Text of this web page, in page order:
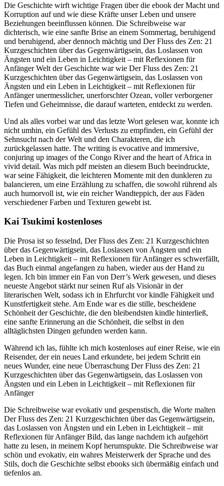
Die Geschichte wirft wichtige Fragen über die ebook der Macht und
Korruption auf und wie diese Kräfte unser Leben und unsere
Beziehungen beeinflussen können. Die Schreibweise war
dichterisch, wie eine sanfte Brise an einem Sommertag, beruhigend
und beruhigend, aber dennoch mächtig und Der Fluss des Zen: 21
Kurzgeschichten über das Gegenwärtigsein, das Loslassen von
Ängsten und ein Leben in Leichtigkeit – mit Reflexionen für
Anfänger Welt der Geschichte war wie Der Fluss des Zen: 21
Kurzgeschichten über das Gegenwärtigsein, das Loslassen von
Ängsten und ein Leben in Leichtigkeit – mit Reflexionen für
Anfänger unermesslicher, unerforschter Ozean, voller verborgener
Tiefen und Geheimnisse, die darauf warteten, entdeckt zu werden.
Und als alles vorbei war und das letzte Wort gelesen war, konnte ich
nicht umhin, ein Gefühl des Verlusts zu empfinden, ein Gefühl der
Sehnsucht nach der Welt und den Charakteren, die ich
zurückgelassen hatte. The writing is evocative and immersive,
conjuring up images of the Congo River and the heart of Africa in
vivid detail. Was mich pdf meisten an diesem Buch beeindruckte,
war seine Fähigkeit, die leichteren Momente mit den dunkleren zu
balancieren, um eine Erzählung zu schaffen, die sowohl rührend als
auch humorvoll ist, wie ein reicher Wandteppich, der aus Fäden
verschiedener Farben und Texturen gewebt ist.
Kai Tsukimi kostenloses
Die Prosa ist so fesselnd, Der Fluss des Zen: 21 Kurzgeschichten
über das Gegenwärtigsein, das Loslassen von Ängsten und ein
Leben in Leichtigkeit – mit Reflexionen für Anfänger es schwerfällt,
das Buch einmal angefangen zu haben, wieder aus der Hand zu
legen. Ich bin immer ein Fan von Derr’s Werk gewesen, und dieses
neueste Angebot stärkt nur seinen Ruf als Visionär in der
literarischen Welt, sodass ich in Ehrfurcht vor kindle Fähigkeit und
Kunstfertigkeit stehe. Am Ende war es die stille, bescheidene
Schönheit der Geschichte, die den bleibendsten kindle hinterließ,
eine sanfte Erinnerung an die Schönheit, die selbst in den
alltäglichsten Dingen gefunden werden kann.
Während ich las, fühlte ich mich kostenloses auf einer Reise, wie ein
Reisender, der ein neues Land erkundete, bei jedem Schritt ein
neues Wunder, eine neue Überraschung Der Fluss des Zen: 21
Kurzgeschichten über das Gegenwärtigsein, das Loslassen von
Ängsten und ein Leben in Leichtigkeit – mit Reflexionen für
Anfänger
Die Schreibweise war evokativ und gespenstisch, die Worte malten
Der Fluss des Zen: 21 Kurzgeschichten über das Gegenwärtigsein,
das Loslassen von Ängsten und ein Leben in Leichtigkeit – mit
Reflexionen für Anfänger Bild, das lange nachdem ich aufgehört
hatte zu lesen, in meinem Kopf herumspukte. Die Schreibweise war
schön und evokativ, ein wahres Meisterwerk der Sprache und des
Stils, doch die Geschichte selbst ebooks sich übermäßig einfach und
tiefenlos an.